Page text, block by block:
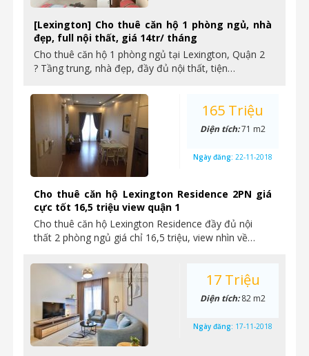
[Lexington] Cho thuê căn hộ 1 phòng ngủ, nhà
đẹp, full nội thất, giá 14tr/ tháng
Cho thuê căn hộ 1 phòng ngủ tại Lexington, Quận 2
? Tầng trung, nhà đẹp, đầy đủ nội thất, tiện…
Cho thuê căn hộ Lexington Residence 2PN giá
cực tốt 16,5 triệu view quận 1
Cho thuê căn hộ Lexington Residence đầy đủ nội
thất 2 phòng ngủ giá chỉ 16,5 triệu, view nhìn về…
165 Triệu
Diện tích:71 m2
Ngày đăng: 22-11-2018
17 Triệu
Diện tích:82 m2
Ngày đăng: 17-11-2018